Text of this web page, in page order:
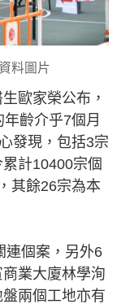
料圖片
歐家榮公布，
齡介乎7個月
發現，包括3宗
計10400宗個
其餘26宗為本
連個案，另外6
業大廈林學洵
兩個工地亦有